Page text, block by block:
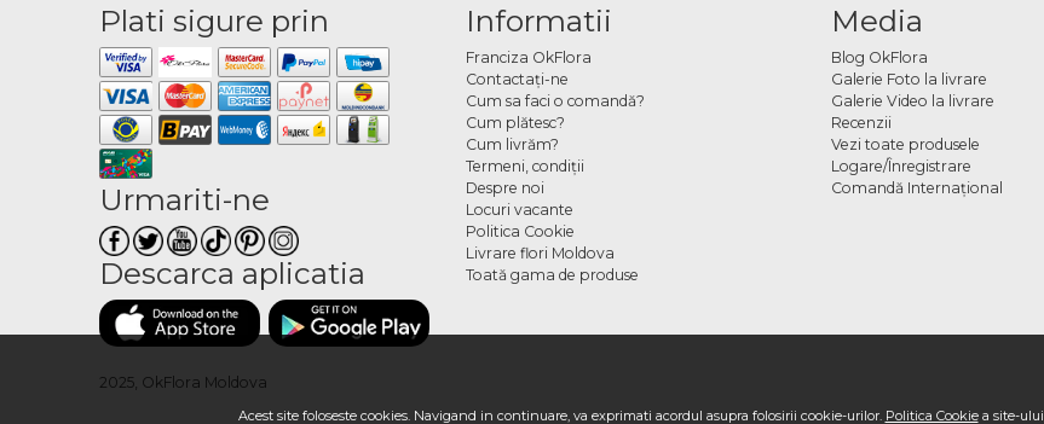
Acest site foloseste cookies. Navigand in continuare, va exprimati acordul asupra folosirii cookie-urilor. Politica Cookiea site-ului
Plati sigure prin
Urmariti-ne
Descarca aplicatia
2025, OkFlora Moldova
Informatii
Franciza OkFlora
Contactaţi-ne
Cum sa faci o comandă?
Cum plătesc?
Cum livrăm?
Termeni, condiţii
Despre noi
Locuri vacante
Politica Cookie
Livrare flori Moldova
Toată gama de produse
Media
Blog OkFlora
Galerie Foto la livrare
Galerie Video la livrare
Recenzii
Vezi toate produsele
Logare/Înregistrare
Comandă Internațional